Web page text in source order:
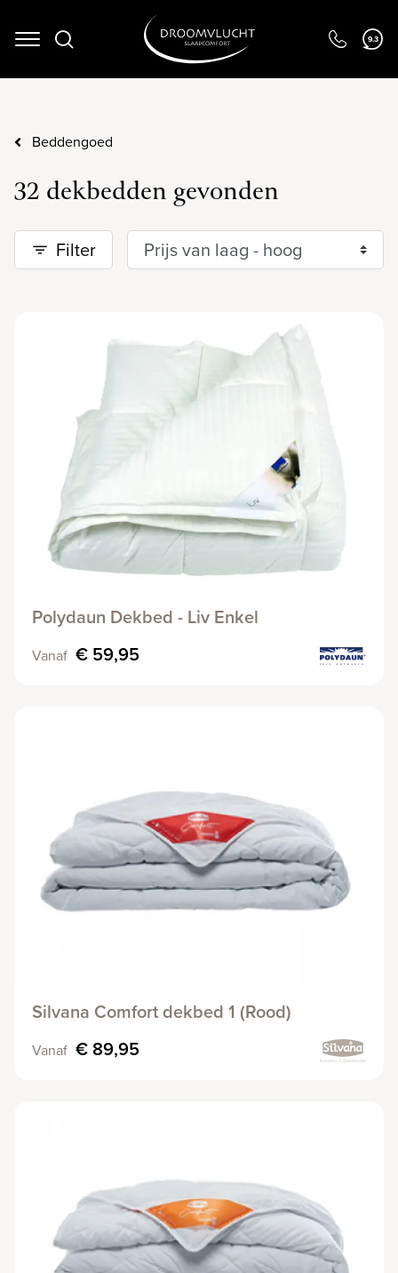
Navigation 9.3
Beddengoed
32 dekbedden gevonden
Filter
Polydaun Dekbed - Liv Enkel
Vanaf € 59,95
Silvana Comfort dekbed 1 (Rood)
Vanaf € 89,95